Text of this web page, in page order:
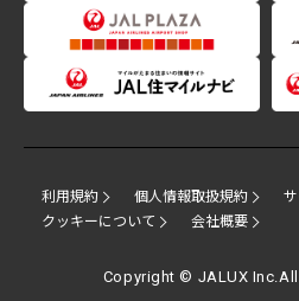
利用規約 個人情報取扱規約
クッキーについて
会社概要
Copyright © JALUX